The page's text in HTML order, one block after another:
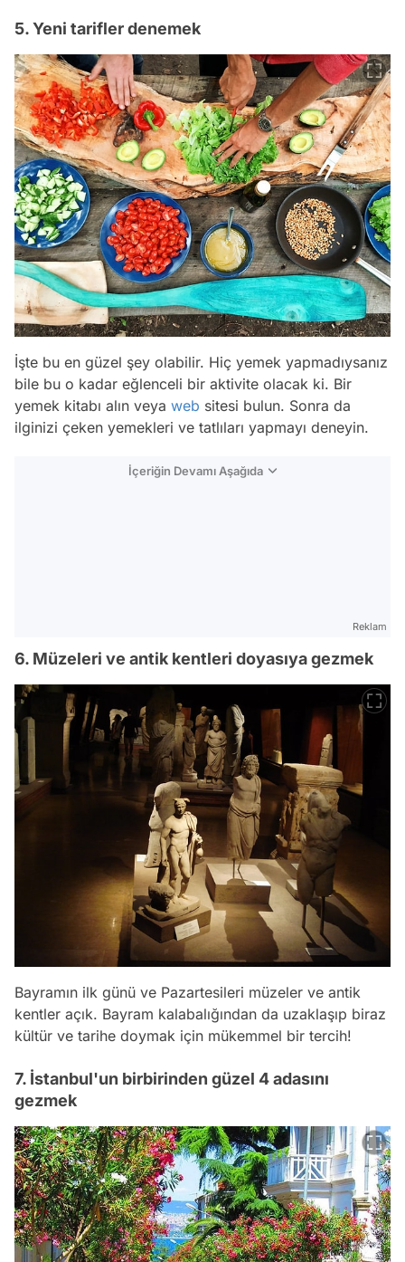
5. Yeni tarifler denemek
İşte bu en güzel şey olabilir. Hiç yemek yapmadıysanız
bile bu o kadar eğlenceli bir aktivite olacak ki. Bir
yemek kitabı alın veya web sitesi bulun. Sonra da
ilginizi çeken yemekleri ve tatlıları yapmayı deneyin.
İçeriğin Devamı Aşağıda
Reklam
6. Müzeleri ve antik kentleri doyasıya gezmek
Bayramın ilk günü ve Pazartesileri müzeler ve antik
kentler açık. Bayram kalabalığından da uzaklaşıp biraz
kültür ve tarihe doymak için mükemmel bir tercih!
7. İstanbul'un birbirinden güzel 4 adasını
gezmek